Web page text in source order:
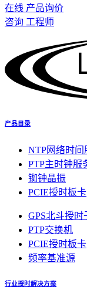
在线 产品询价
咨询 工程师
产品目录
NTP网络时间
PTP主时钟服
铷钟晶振
PCIE授时板卡
GPS北斗授时
PTP交换机
PCIE授时板卡
频率基准源
行业授时解决方案